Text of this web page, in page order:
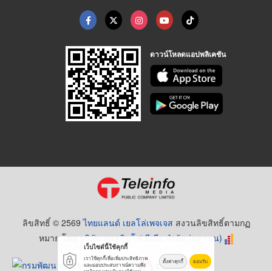
ดาวน์โหลดแอปพลิเคชัน
ลิขสิทธิ์ © 2569ไทยแลนด์ เยลโล่เพจเจส สงวนลิขสิทธิ์ตามกฏ
หมาย โดยบริษัท เทเลอินโฟ มีเดีย จำกัด (มหาชน)
เว็บไซต์นี้ใช้คุกกี้
เราใช้คุกกี้เพื่อเพิ่มประสิทธิภาพ
และมอบประสบการณ์ความพึง
ตั้งค่าคุกกี้ ยอมรับ